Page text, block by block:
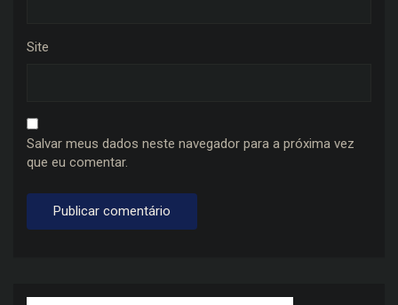
Site
Salvar meus dados neste navegador para a próxima vez
que eu comentar.